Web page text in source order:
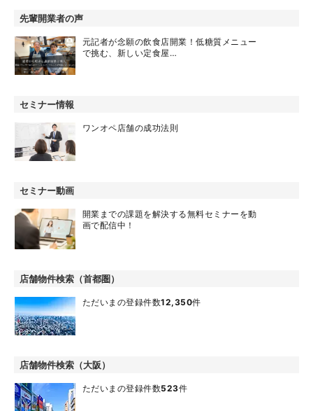
先輩開業者の声
元記者が念願の飲食店開業！低糖質メニュー
で挑む、新しい定食屋…
セミナー情報
ワンオペ店舗の成功法則
セミナー動画
開業までの課題を解決する無料セミナーを動
画で配信中！
店舗物件検索（首都圏）
ただいまの登録件数12,350件
店舗物件検索（大阪）
ただいまの登録件数523件